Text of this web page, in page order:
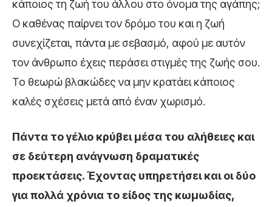
κάποιος τη ζωή του άλλου στο όνομα της αγάπης;
Ο καθένας παίρνει τον δρόμο του και η ζωή
συνεχίζεται, πάντα με σεβασμό, αφού με αυτόν
τον άνθρωπο έχεις περάσει στιγμές της ζωής σου.
Το θεωρώ βλακώδες να μην κρατάει κάποιος
καλές σχέσεις μετά από έναν χωρισμό.
Πάντα το γέλιο κρύβει μέσα του αλήθειες και
σε δεύτερη ανάγνωση δραματικές
προεκτάσεις. Έχοντας υπηρετήσει και οι δύο
για πολλά χρόνια το είδος της κωμωδίας,